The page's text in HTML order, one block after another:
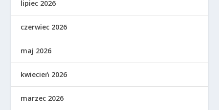
lipiec 2026
czerwiec 2026
maj 2026
kwiecień 2026
marzec 2026